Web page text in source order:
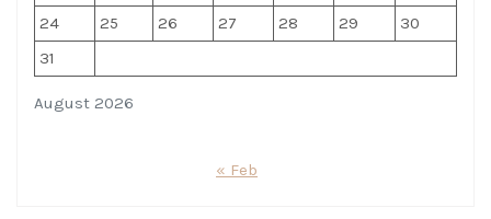
August 2026
24
25 26 27 28 29
30
31
« Feb